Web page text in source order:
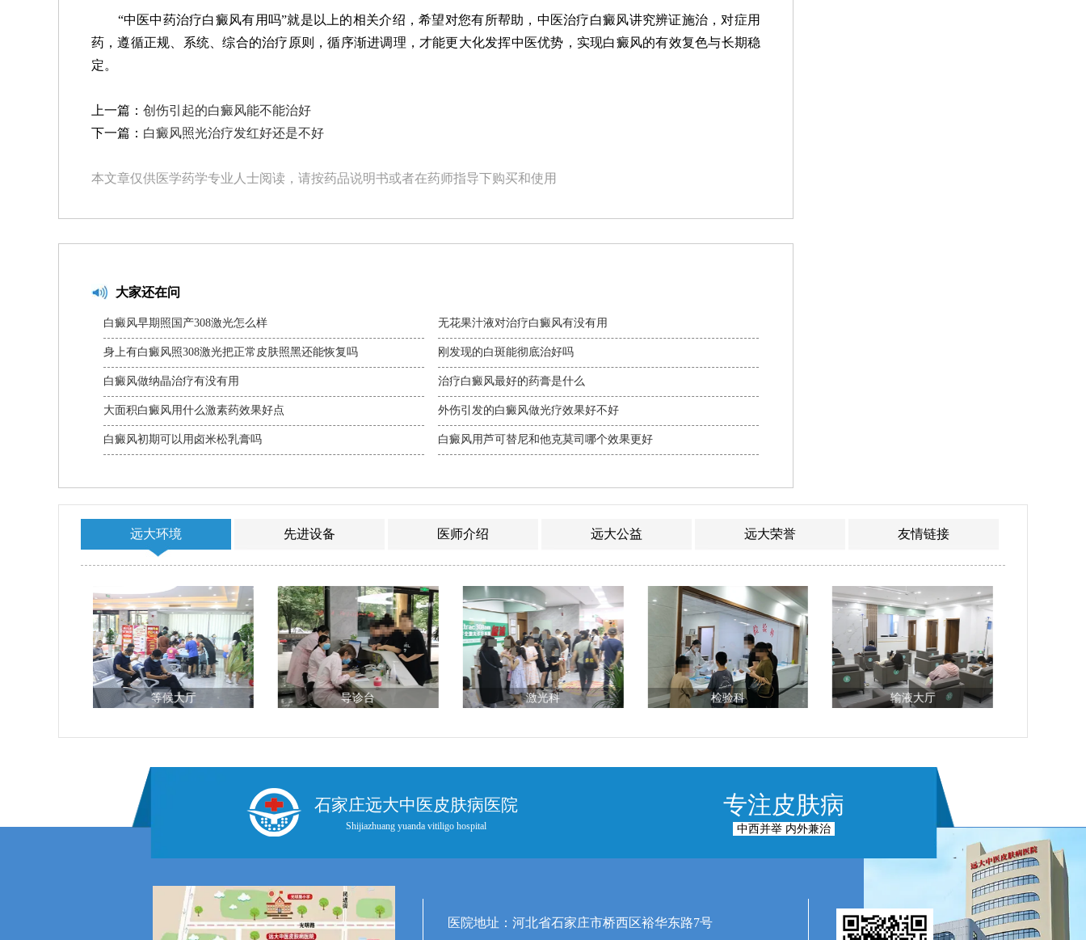
“中医中药治疗白癜风有用吗”就是以上的相关介绍，希望对您有所帮助，中医治疗白癜风讲究辨证施治，对症用
药，遵循正规、系统、综合的治疗原则，循序渐进调理，才能更大化发挥中医优势，实现白癜风的有效复色与长期稳
定。
上一篇： 创伤引起的白癜风能不能治好
下一篇： 白癜风照光治疗发红好还是不好
本文章仅供医学药学专业人士阅读，请按药品说明书或者在药师指导下购买和使用
大家还在问
白癜风早期照国产308激光怎么样
身上有白癜风照308激光把正常皮肤照黑还能恢复吗
白癜风做纳晶治疗有没有用
大面积白癜风用什么激素药效果好点
白癜风初期可以用卤米松乳膏吗
无花果汁液对治疗白癜风有没有用
刚发现的白斑能彻底治好吗
治疗白癜风最好的药膏是什么
外伤引发的白癜风做光疗效果好不好
白癜风用芦可替尼和他克莫司哪个效果更好
远大环境 先进设备 医师介绍 远大公益 远大荣誉 友情链接
等候大厅 导诊台 激光科 检验科 输液大厅
石家庄远大中医皮肤病医院
Shijiazhuang yuanda vitiligo hospital
专注皮肤病
中西并举 内外兼治
医院地址：河北省石家庄市桥西区裕华东路7号